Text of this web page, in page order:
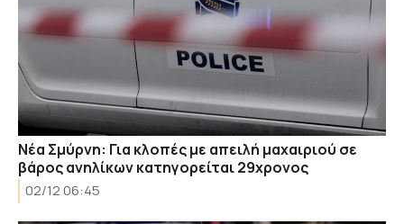
Νέα Σμύρνη: Για κλοπές με απειλή μαχαιριού σε
βάρος ανηλίκων κατηγορείται 29χρονος
02/12 06:45